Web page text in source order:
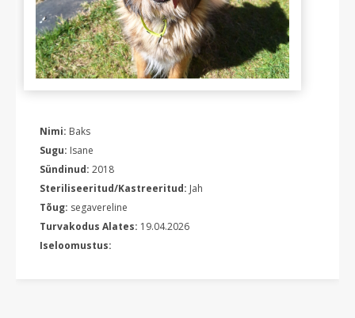
Nimi: Baks
Sugu: Isane
Sündinud: 2018
Steriliseeritud/Kastreeritud: Jah
Tõug: segavereline
Turvakodus Alates: 19.04.2026
Iseloomustus: